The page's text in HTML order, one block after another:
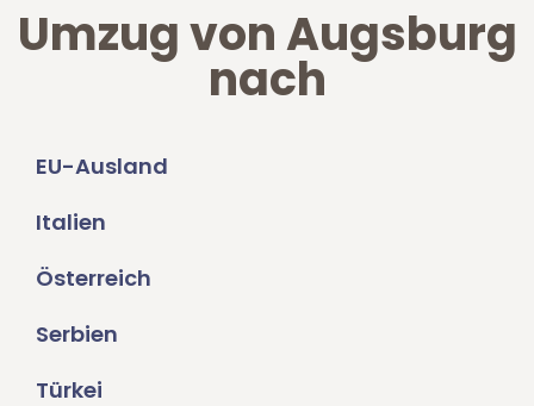
Umzug von Augsburg
nach
EU-Ausland
Italien
Österreich
Serbien
Türkei